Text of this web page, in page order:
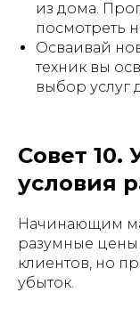
из дома.
посмотреть
Осваивай
техник вы
выбор услуг
Совет 10.
условия
Начинающим
разумные цены
клиентов, но
убыток.